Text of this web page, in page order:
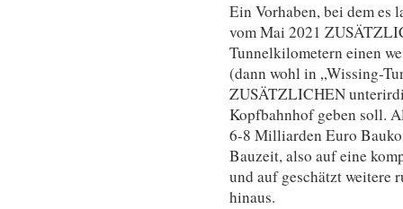
Ein Vorhaben, bei dem es
vom Mai 2021
Tunnelkilometern einen
(dann wohl in „Wissing-
ZUSÄTZLICHEN
Kopfbahnhof geben soll.
6-8 Milliarden Euro
Bauzeit, also auf eine
und auf geschätzt weitere
hinaus.